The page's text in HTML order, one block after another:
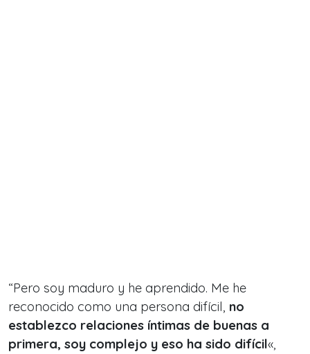
“Pero soy maduro y he aprendido. Me he
reconocido como una persona difícil, no
establezco relaciones íntimas de buenas a
primera, soy complejo y eso ha sido difícil«,